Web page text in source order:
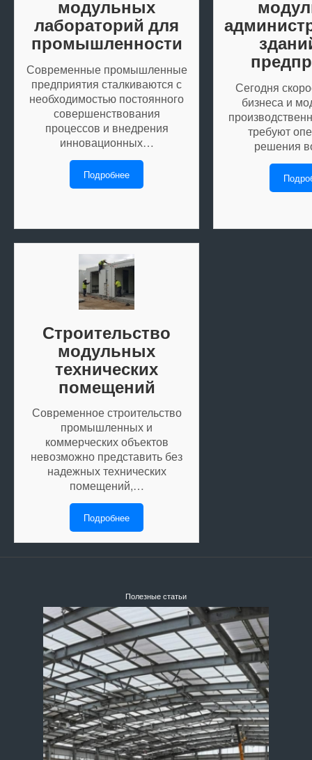
модульных
лабораторий для
промышленности
Современные промышленные
предприятия сталкиваются с
необходимостью постоянного
совершенствования
процессов и внедрения
инновационных…
Подробнее
Сегодня
бизнеса и
требуют
решения
Строительство
модульных
технических
помещений
Современное строительство
промышленных и
коммерческих объектов
невозможно представить без
надежных технических
помещений,…
Подробнее
Полезные статьи